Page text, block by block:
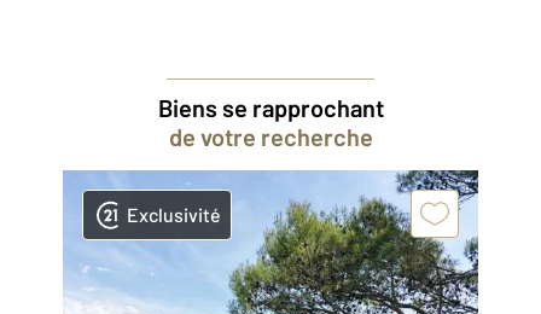
Biens se rapprochant
de votre recherche
Exclusivité